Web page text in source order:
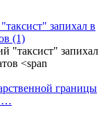
запихал в
(1)
границы